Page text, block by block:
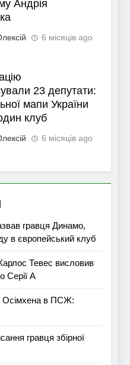
Андрія
6 місяців ago
23 депутати:
мапи України
клуб
6 місяців ago
гравця Динамо,
в європейський клуб
Тевес висловив
Серії А
Осімхена в ПСЖ:
гравця збірної